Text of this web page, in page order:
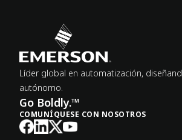
Líder global en automatización,
autónomo.
Go Boldly.™
COMUNÍQUESE CON NOSOTROS